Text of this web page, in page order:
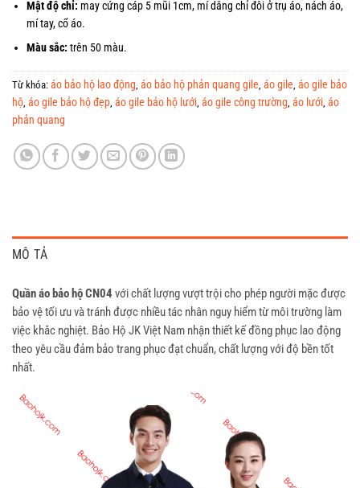
Mật độ chỉ: may cứng cáp 5 mũi 1cm, mí dằng chỉ đôi ở trụ áo, nách áo,
mí tay, cổ áo.
Màu sắc: trên 50 màu.
Từ khóa: áo bảo hộ lao động, áo bảo hộ phản quang gile, áo gile, áo gile bảo
hộ, áo gile bảo hộ đẹp, áo gile bảo hộ lưới, áo gile công trường, áo lưới, áo
phản quang
MÔ TẢ
Quần áo bảo hộ CN04 với chất lượng vượt trội cho phép người mặc được
bảo vệ tối ưu và tránh được nhiều tác nhân nguy hiểm từ môi trường làm
việc khắc nghiệt. Bảo Hộ JK Việt Nam nhận thiết kế đồng phục lao động
theo yêu cầu đảm bảo trang phục đạt chuẩn, chất lượng với độ bền tốt
nhất.